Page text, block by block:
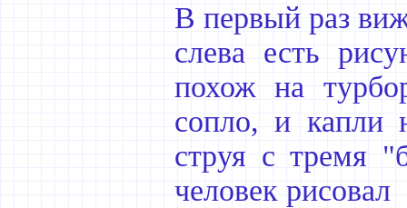
В первый раз
слева есть
похож на
сопло, и капли
струя с тремя
человек рисовал